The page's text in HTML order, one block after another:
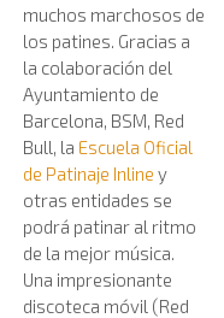
muchos marchosos de
los patines. Gracias a
la colaboración del
Ayuntamiento de
Barcelona, BSM, Red
Bull, la Escuela Oficial
de Patinaje Inline y
otras entidades se
podrá patinar al ritmo
de la mejor música.
Una impresionante
discoteca móvil (Red